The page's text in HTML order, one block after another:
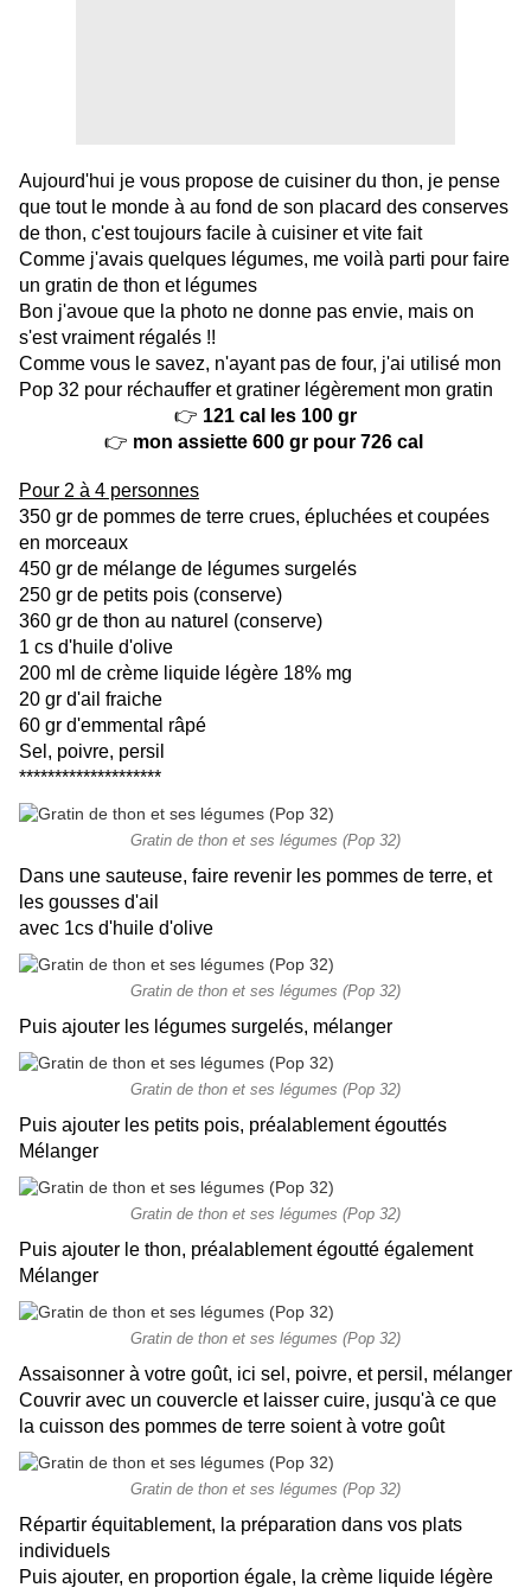
Aujourd'hui je vous propose de cuisiner du thon, je pense
que tout le monde à au fond de son placard des conserves
de thon, c'est toujours facile à cuisiner et vite fait
Comme j'avais quelques légumes, me voilà parti pour faire
un gratin de thon et légumes
Bon j'avoue que la photo ne donne pas envie, mais on
s'est vraiment régalés !!
Comme vous le savez, n'ayant pas de four, j'ai utilisé mon
Pop 32 pour réchauffer et gratiner légèrement mon gratin
👉 121 cal les 100 gr
👉 mon assiette 600 gr pour 726 cal
Pour 2 à 4 personnes
350 gr de pommes de terre crues, épluchées et coupées
en morceaux
450 gr de mélange de légumes surgelés
250 gr de petits pois (conserve)
360 gr de thon au naturel (conserve)
1 cs d'huile d'olive
200 ml de crème liquide légère 18% mg
20 gr d'ail fraiche
60 gr d'emmental râpé
Sel, poivre, persil
********************
Gratin de thon et ses légumes (Pop 32)
Dans une sauteuse, faire revenir les pommes de terre, et
les gousses d'ail
avec 1cs d'huile d'olive
Gratin de thon et ses légumes (Pop 32)
Puis ajouter les légumes surgelés, mélanger
Gratin de thon et ses légumes (Pop 32)
Puis ajouter les petits pois, préalablement égouttés
Mélanger
Gratin de thon et ses légumes (Pop 32)
Puis ajouter le thon, préalablement égoutté également
Mélanger
Gratin de thon et ses légumes (Pop 32)
Assaisonner à votre goût, ici sel, poivre, et persil, mélanger
Couvrir avec un couvercle et laisser cuire, jusqu'à ce que
la cuisson des pommes de terre soient à votre goût
Gratin de thon et ses légumes (Pop 32)
Répartir équitablement, la préparation dans vos plats
individuels
Puis ajouter, en proportion égale, la crème liquide légère